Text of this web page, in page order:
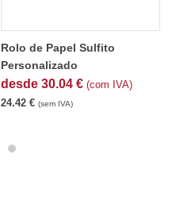
Rolo de Papel Sulfito
Personalizado
desde 30.04 € (com IVA)
24.42 € (sem IVA)